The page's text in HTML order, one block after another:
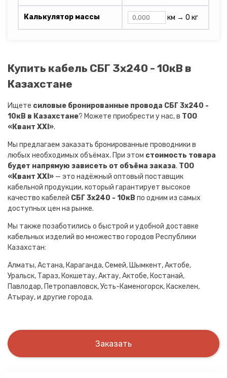
Калькулятор массы км → 0 кг
Купить кабель СБГ 3х240 - 10кВ в
Казахстане
Ищете силовые бронированные провода СБГ 3х240 -
10кВ в Казахстане? Можете приобрести у нас, в ТОО
«Квант XXI».
Мы предлагаем заказать бронированные проводники в
любых необходимых объёмах. При этом стоимость товара
будет напрямую зависеть от объёма заказа. ТОО
«Квант XXI» — это надёжный оптовый поставщик
кабельной продукции, который гарантирует высокое
качество кабелей СБГ 3х240 - 10кВ по одним из самых
доступных цен на рынке.
Мы также позаботились о быстрой и удобной доставке
кабельных изделий во множество городов Республики
Казахстан:
Алматы, Астана, Караганда, Семей, Шымкент, Актобе,
Уральск, Тараз, Кокшетау, Актау, Актобе, Костанай,
Павлодар, Петропавловск, Усть-Каменогорск, Каскелен,
Атырау, и другие города.
Заказать